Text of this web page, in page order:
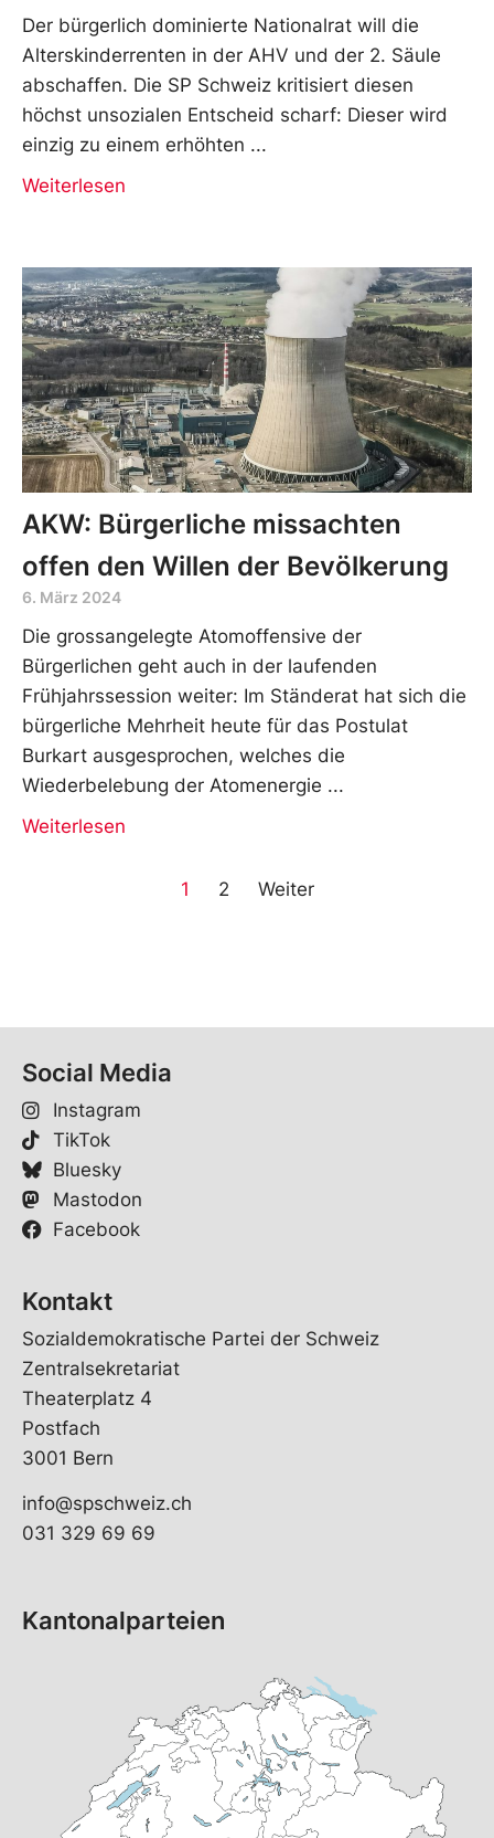
Der bürgerlich dominierte Nationalrat will die
Alterskinderrenten in der AHV und der 2. Säule
abschaffen. Die SP Schweiz kritisiert diesen
höchst unsozialen Entscheid scharf: Dieser wird
einzig zu einem erhöhten
Weiterlesen
AKW: Bürgerliche missachten
offen den Willen der Bevölkerung
6. März 2024
Die grossangelegte Atomoffensive der
Bürgerlichen geht auch in der laufenden
Frühjahrssession weiter: Im Ständerat hat sich die
bürgerliche Mehrheit heute für das Postulat
Burkart ausgesprochen, welches die
Wiederbelebung der Atomenergie
Weiterlesen
1 2 Weiter
Social Media
Instagram
TikTok
Bluesky
Mastodon
Facebook
Kontakt
Sozialdemokratische Partei der Schweiz
Zentralsekretariat
Theaterplatz 4
Postfach
3001 Bern
info@spschweiz.ch
031 329 69 69
Kantonalparteien